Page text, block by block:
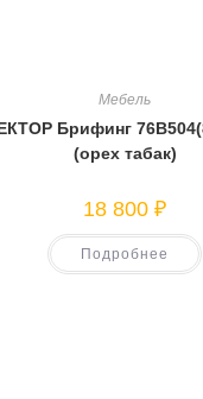
Мебель
Брифинг
(орех табак)
18 800 ₽
Подробнее